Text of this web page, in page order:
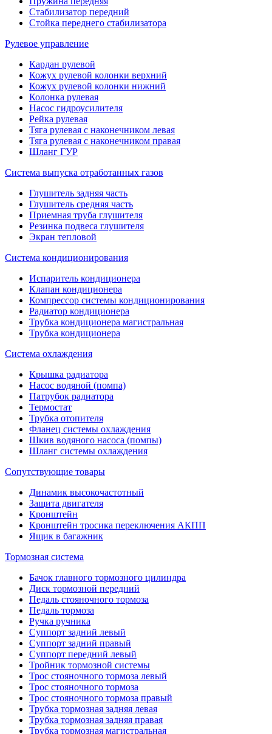
Стабилизатор передний
Стойка переднего стабилизатора
Рулевое управление
Кардан рулевой
Кожух рулевой колонки верхний
Кожух рулевой колонки нижний
Колонка рулевая
Насос гидроусилителя
Рейка рулевая
Тяга рулевая с наконечником левая
Тяга рулевая с наконечником правая
Шланг ГУР
Система выпуска отработанных газов
Глушитель задняя часть
Глушитель средняя часть
Приемная труба глушителя
Резинка подвеса глушителя
Экран тепловой
Система кондиционирования
Испаритель кондиционера
Клапан кондиционера
Компрессор системы кондиционирования
Радиатор кондиционера
Трубка кондиционера магистральная
Трубка кондиционера
Система охлаждения
Крышка радиатора
Насос водяной (помпа)
Патрубок радиатора
Термостат
Трубка отопителя
Фланец системы охлаждения
Шкив водяного насоса (помпы)
Шланг системы охлаждения
Сопутствующие товары
Динамик высокочастотный
Защита двигателя
Кронштейн
Кронштейн тросика переключения АКПП
Ящик в багажник
Тормозная система
Бачок главного тормозного цилиндра
Диск тормозной передний
Педаль стояночного тормоза
Педаль тормоза
Ручка ручника
Суппорт задний левый
Суппорт задний правый
Суппорт передний левый
Тройник тормозной системы
Трос стояночного тормоза левый
Трос стояночного тормоза
Трос стояночного тормоза правый
Трубка тормозная задняя левая
Трубка тормозная задняя правая
Трубка тормозная магистральная